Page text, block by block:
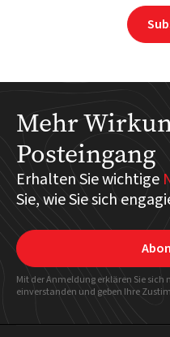
Mehr
Posteingang
Erhalten Sie wichtige
Sie, wie Sie sich
Mit der Anmeldung erklären Sie sich
einverstanden und geben Ihre